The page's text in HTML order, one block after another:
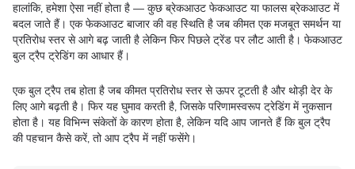
हालांकि, हमेशा ऐसा नहीं होता है — कुछ ब्रेकआउट फेकआउट या फालस ब्रेकआउट में
बदल जाते हैं। एक फेकआउट बाजार की वह स्थिति है जब कीमत एक मजबूत समर्थन या
प्रतिरोध स्तर से आगे बढ़ जाती है लेकिन फिर पिछले ट्रेंड पर लौट आती है। फेकआउट
बुल ट्रैप ट्रेडिंग का आधार हैं।
एक बुल ट्रैप तब होता है जब कीमत प्रतिरोध स्तर से ऊपर टूटती है और थोड़ी देर के
लिए आगे बढ़ती है। फिर यह घुमाव करती है, जिसके परिणामस्वरूप ट्रेडिंग में नुकसान
होता है। यह विभिन्न संकेतों के कारण होता है, लेकिन यदि आप जानते हैं कि बुल ट्रैप
की पहचान कैसे करें, तो आप ट्रैप में नहीं फसेंगे।